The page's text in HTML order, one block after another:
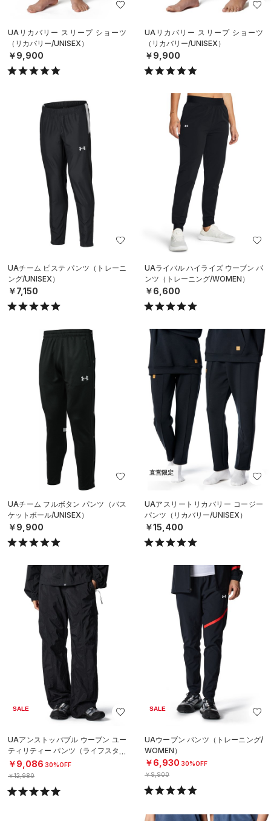
UAリカバリー スリープ ショーツ
（リカバリー/UNISEX）
￥9,900
UAリカバリー スリープ ショーツ
（リカバリー/UNISEX）
￥9,900
UAチーム ピステ パンツ（トレーニ
ング/UNISEX）
￥7,150
UAライバル ハイライズ ウーブン パ
ンツ（トレーニング/WOMEN）
￥6,600
UAチーム フルボタン パンツ（バス
ケットボール/UNISEX）
￥9,900
直営限定
UAアスリートリカバリー コージー
パンツ（リカバリー/UNISEX）
￥15,400
SALE
UAアンストッパブル ウーブン ユー
ティリティー パンツ（ライフスタイ
ル/WOMEN）
￥9,086 30%OFF
￥12,980
SALE
UAウーブン パンツ（トレーニング/
WOMEN）
￥6,930 30%OFF
￥9,900